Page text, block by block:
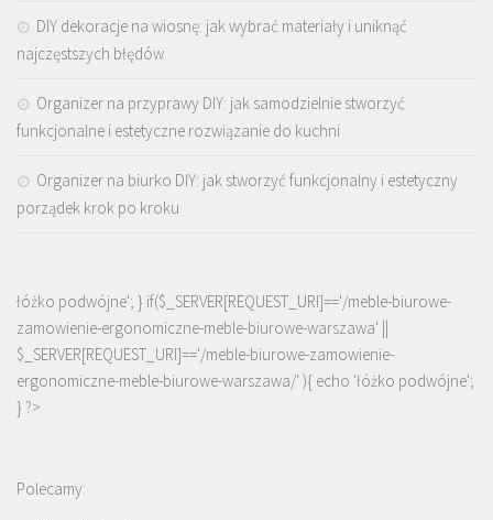
DIY dekoracje na wiosnę: jak wybrać materiały i uniknąć
najczęstszych błędów
Organizer na przyprawy DIY: jak samodzielnie stworzyć
funkcjonalne i estetyczne rozwiązanie do kuchni
Organizer na biurko DIY: jak stworzyć funkcjonalny i estetyczny
porządek krok po kroku
łóżko podwójne'; } if($_SERVER[REQUEST_URI]=='/meble-biurowe-
zamowienie-ergonomiczne-meble-biurowe-warszawa' ||
$_SERVER[REQUEST_URI]=='/meble-biurowe-zamowienie-
ergonomiczne-meble-biurowe-warszawa/' ){ echo 'łóżko podwójne';
} ?>
Polecamy: